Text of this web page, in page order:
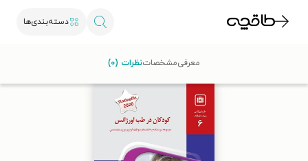
دسته‌بندی‌ها
معرفیمشخصاتنظرات (۰)